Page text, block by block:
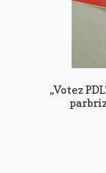
„Votez